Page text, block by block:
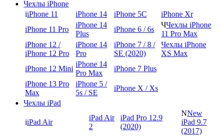
Чехлы iPhone
iiPhone 11 iPhone 14 iPhone 5C
iPhone Xr
iPhone 11 Pro
iPhone 14
Plus
iPhone 6 / 6s
ЧЧехлы iPhone
11 Pro Max
iPhone 12 /
iPhone 12 Pro
iPhone 14
Pro
iPhone 7 / 8 /
SE (2020)
Чехлы iPhone
XS Max
iPhone 12 Mini
iPhone 14
Pro Max
iPhone 7 Plus
iPhone 13 Pro
Max
iPhone 5 /
5s / SE
iPhone X / Xs
Чехлы iPad
iiPad Air
iPad Air
2
iPad Pro 12.9
(2020)
NNew
iPad 9.7
(2017)